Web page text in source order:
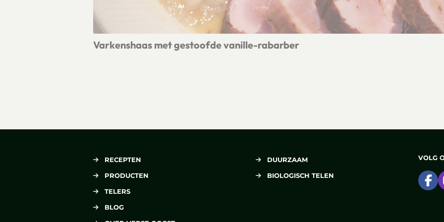
Varkenshaas met gestoofde vanille-rabarber
RECEPTEN
PRODUCTEN
TELERS
BLOG
DUURZAAM
BIOLOGISCH TELEN
VOLG